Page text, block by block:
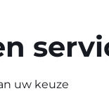
uw keuze